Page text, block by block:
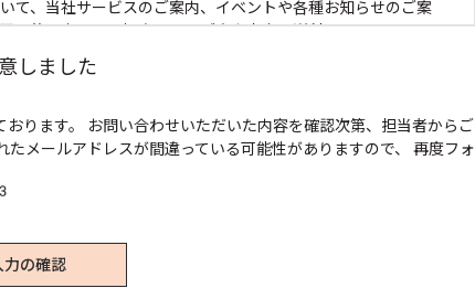
て、当社サービスのご案内、イベントや各種お知らせのご案
目的を変更する場合には、ご案内文書の送付、電子メール、フ
その旨をご連絡します。
得ることなく、第三者に提供しません。
を他の事業者に委託しません。
実施します。
しました
ります。 お問い合わせいただいた内容を確認次第、担当者からご
メールアドレスが間違っている可能性がありますので、 再度フォ